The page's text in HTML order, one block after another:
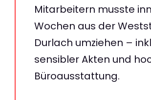
Mitarbeitern musste
Wochen aus der
Durlach umziehen –
sensibler Akten und
Büroausstattung.